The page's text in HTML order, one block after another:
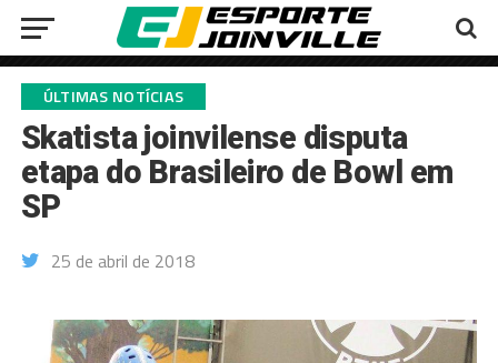
ÚLTIMAS NOTÍCIAS
Skatista joinvilense disputa
etapa do Brasileiro de Bowl em
SP
25 de abril de 2018